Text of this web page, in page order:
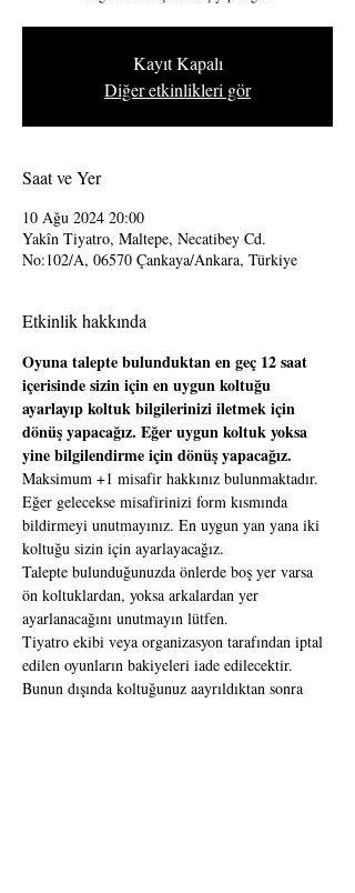
Kayıt Kapalı
Diğer etkinlikleri gör
Saat ve Yer
10 Ağu 2024 20:00
Yakîn Tiyatro, Maltepe, Necatibey Cd.
No:102/A, 06570 Çankaya/Ankara, Türkiye
Etkinlik hakkında
Oyuna talepte bulunduktan en geç 12 saat
içerisinde sizin için en uygun koltuğu
ayarlayıp koltuk bilgilerinizi iletmek için
dönüş yapacağız. Eğer uygun koltuk yoksa
yine bilgilendirme için dönüş yapacağız.
Maksimum +1 misafir hakkınız bulunmaktadır.
Eğer gelecekse misafirinizi form kısmında
bildirmeyi unutmayınız. En uygun yan yana iki
koltuğu sizin için ayarlayacağız.
Talepte bulunduğunuzda önlerde boş yer varsa
ön koltuklardan, yoksa arkalardan yer
ayarlanacağını unutmayın lütfen.
Tiyatro ekibi veya organizasyon tarafından iptal
edilen oyunların bakiyeleri iade edilecektir.
Bunun dışında koltuğunuz aayrıldıktan sonra